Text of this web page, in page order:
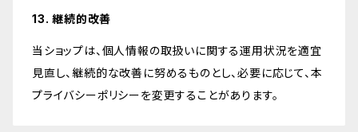
13. 継続的改善
当ショップは、個人情報の取扱いに関する運用状況を適宜
見直し、継続的な改善に努めるものとし、必要に応じて、本
プライバシーポリシーを変更することがあります。